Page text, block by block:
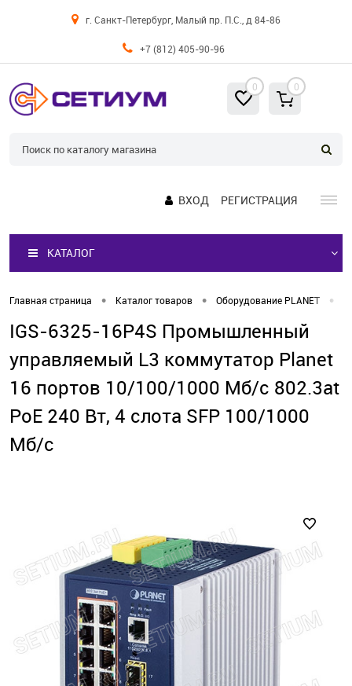
г. Санкт-Петербург, Малый пр. П.С., д 84-86
+7 (812) 405-90-96
0 0
ВХОД РЕГИСТРАЦИЯ
КАТАЛОГ
Главная страница • Каталог товаров • Оборудование PLANET •
IGS-6325-16P4S Промышленный
управляемый L3 коммутатор Planet
16 портов 10/100/1000 Мб/с 802.3at
PoE 240 Вт, 4 слота SFP 100/1000
Мб/с